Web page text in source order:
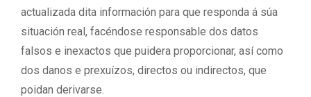
actualizada dita información para que responda á súa
situación real, facéndose responsable dos datos
falsos e inexactos que puidera proporcionar, así como
dos danos e prexuízos, directos ou indirectos, que
poidan derivarse.